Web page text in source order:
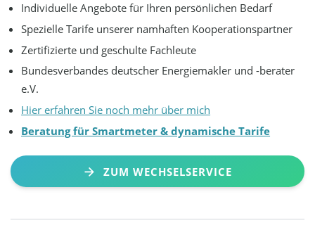
Individuelle Angebote für Ihren persönlichen Bedarf
Spezielle Tarife unserer namhaften Kooperationspartner
Zertifizierte und geschulte Fachleute
Bundesverbandes deutscher Energiemakler und -berater
e.V.
Hier erfahren Sie noch mehr über mich
Beratung für Smartmeter & dynamische Tarife
ZUM WECHSELSERVICE